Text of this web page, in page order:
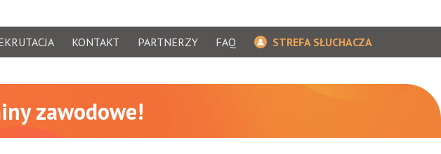
KONTAKT PARTNERZY FAQ STREFA SŁUCHACZA
zawodowe!